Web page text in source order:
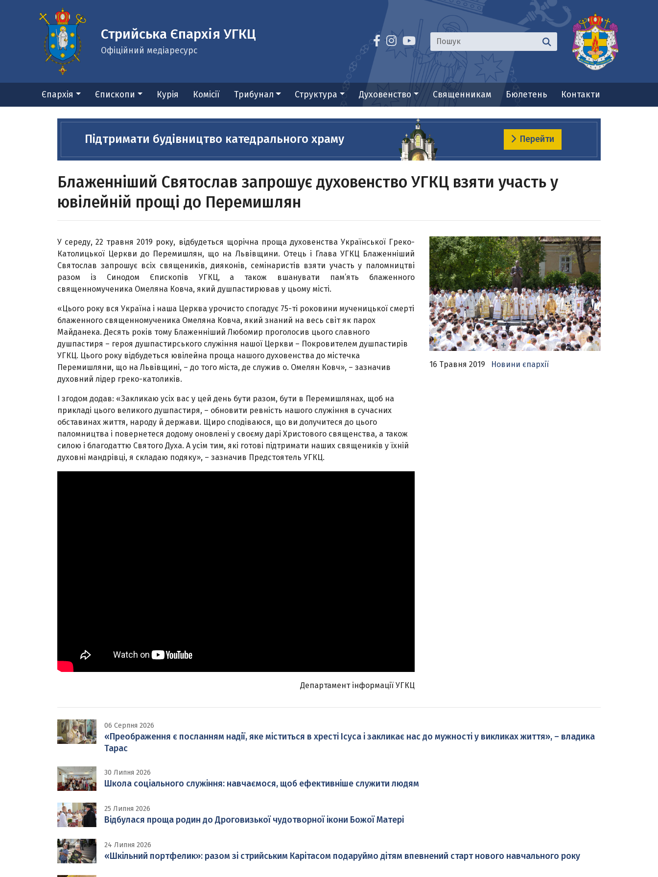
Стрийська Єпархія УГКЦ
Офіційний медіаресурс
Єпархія Єпископи Курія Комісії Трибунал Структура Духовенство Священникам Бюлетень Контакти
Підтримати будівництво катедрального храму Перейти
Блаженніший Святослав запрошує духовенство УГКЦ взяти участь у
ювілейній прощі до Перемишлян
16 Травня 2019 Новини єпархії
У середу, 22 травня 2019 року, відбудеться щорічна проща духовенства Української Греко-
Католицької Церкви до Перемишлян, що на Львівщини. Отець і Глава УГКЦ Блаженніший
Святослав запрошує всіх священиків, дияконів, семінаристів взяти участь у паломництві
разом із Синодом Єпископів УГКЦ, а також вшанувати пам’ять блаженного
священномученика Омеляна Ковча, який душпастирював у цьому місті.
«Цього року вся Україна і наша Церква урочисто спогадує 75-ті роковини мученицької смерті
блаженного священномученика Омеляна Ковча, який знаний на весь світ як парох
Майданека. Десять років тому Блаженніший Любомир проголосив цього славного
душпастиря – героя душпастирського служіння нашої Церкви – Покровителем душпастирів
УГКЦ. Цього року відбудеться ювілейна проща нашого духовенства до містечка
Перемишляни, що на Львівщині, – до того міста, де служив о. Омелян Ковч», – зазначив
духовний лідер греко-католиків.
І згодом додав: «Закликаю усіх вас у цей день бути разом, бути в Перемишлянах, щоб на
прикладі цього великого душпастиря, – обновити ревність нашого служіння в сучасних
обставинах життя, народу й держави. Щиро сподіваюся, що ви долучитеся до цього
паломництва і повернетеся додому оновлені у своєму дарі Христового священства, а також
силою і благодаттю Святого Духа. А усім тим, які готові підтримати наших священиків у їхній
духовні мандрівці, я складаю подяку», – зазначив Предстоятель УГКЦ.
Департамент інформації УГКЦ
06 Серпня 2026
«Преображення є посланням надії, яке міститься в хресті Ісуса і закликає нас до мужності у викликах життя», – владика
Тарас
30 Липня 2026
Школа соціального служіння: навчаємося, щоб ефективніше служити людям
25 Липня 2026
Відбулася проща родин до Дроговизької чудотворної ікони Божої Матері
24 Липня 2026
«Шкільний портфелик»: разом зі стрийським Карітасом подаруймо дітям впевнений старт нового навчального року